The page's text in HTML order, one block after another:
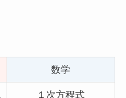
数学
１次方程式